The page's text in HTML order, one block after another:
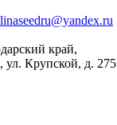
край,
ул. Крупской, д. 275